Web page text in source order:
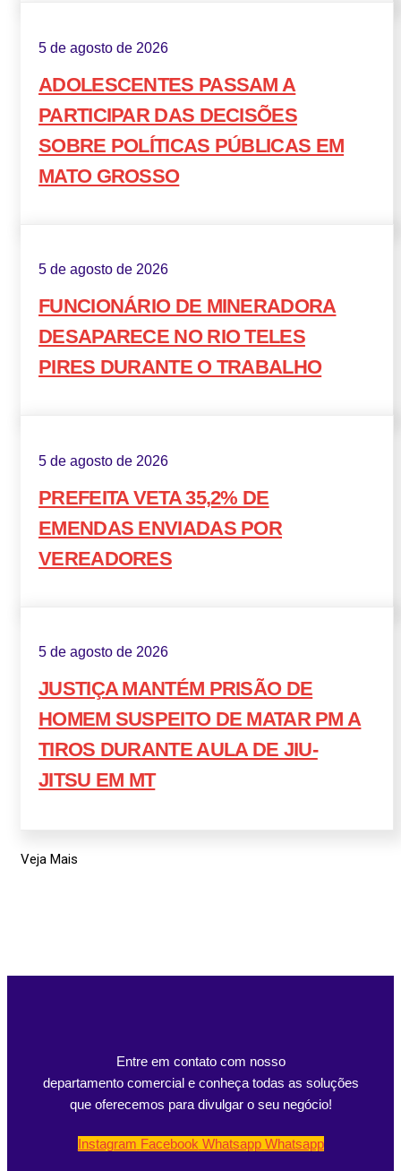
5 de agosto de 2026
ADOLESCENTES PASSAM A
PARTICIPAR DAS DECISÕES
SOBRE POLÍTICAS PÚBLICAS EM
MATO GROSSO
5 de agosto de 2026
FUNCIONÁRIO DE MINERADORA
DESAPARECE NO RIO TELES
PIRES DURANTE O TRABALHO
5 de agosto de 2026
PREFEITA VETA 35,2% DE
EMENDAS ENVIADAS POR
VEREADORES
5 de agosto de 2026
JUSTIÇA MANTÉM PRISÃO DE
HOMEM SUSPEITO DE MATAR PM A
TIROS DURANTE AULA DE JIU-
JITSU EM MT
Veja Mais
Entre em contato com nosso
departamento comercial e conheça todas as soluções
que oferecemos para divulgar o seu negócio!
Instagram Facebook Whatsapp Whatsapp